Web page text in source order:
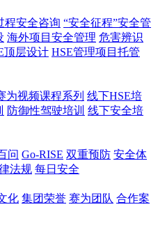
程安全咨询 “安全征程”安全管
海外项目安全管理 危害辨识
顶层设计 HSE管理项目托管
为视频课程系列 线下HSE培
防御性驾驶培训 线下安全培
问 Go-RISE 双重预防 安全体
法规 每日安全
化 集团荣誉 赛为团队 合作案